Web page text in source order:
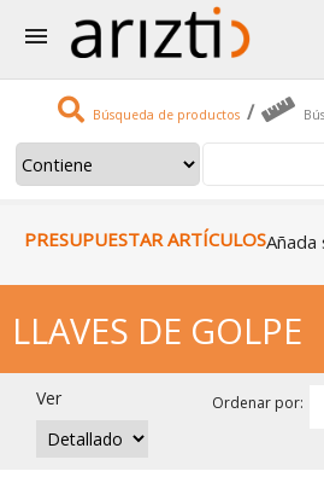

Búsqueda de productos /
PRESUPUESTAR ARTÍCULOS
LLAVES DE GOLPE
Ver Ordenar por: